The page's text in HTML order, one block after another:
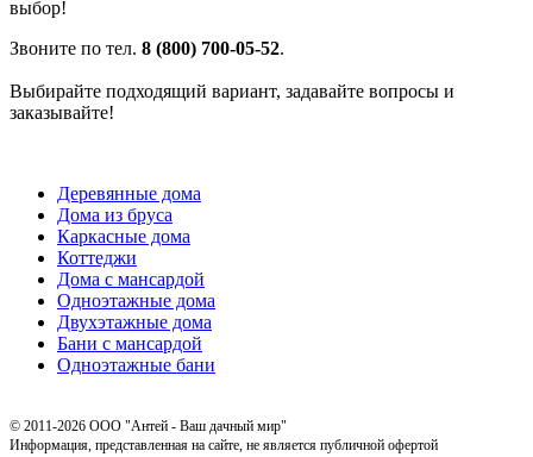
выбор!
Звоните по тел. 8 (800) 700-05-52.
Выбирайте подходящий вариант, задавайте вопросы и
заказывайте!
Деревянные дома
Дома из бруса
Каркасные дома
Коттеджи
Дома с мансардой
Одноэтажные дома
Двухэтажные дома
Бани с мансардой
Одноэтажные бани
© 2011-2026 ООО "Антей - Ваш дачный мир"
Информация, представленная на сайте, не является публичной офертой